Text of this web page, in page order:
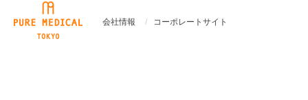
会社情報 コーポレートサイト